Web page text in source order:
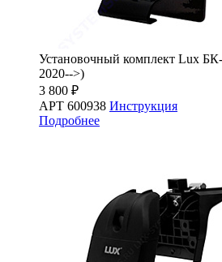
Установочный комплект Lux
2020-->)
3 800 ₽
АРТ 600938 Инструкция
Подробнее